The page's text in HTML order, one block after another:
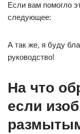
Если вам помогло
следующее:
А так же, я буду
руководство!
На что
если